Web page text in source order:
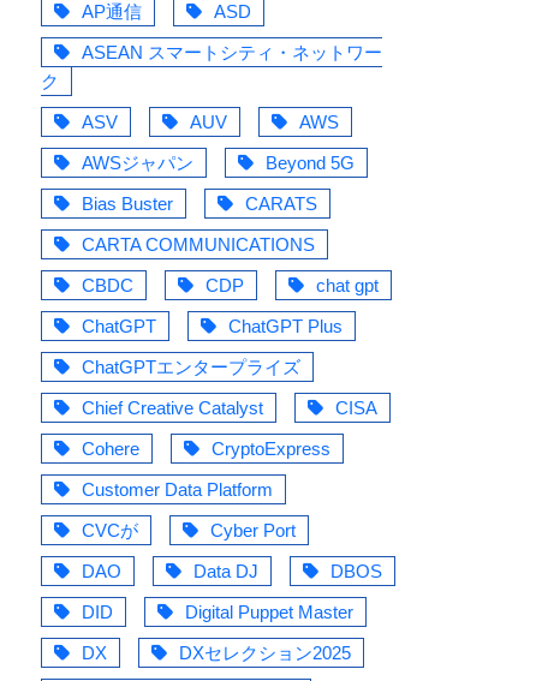
AP通信
ASD
ASEAN スマートシティ・ネットワー
ク
ASV
AUV
AWS
AWSジャパン
Beyond 5G
Bias Buster
CARATS
CARTA COMMUNICATIONS
CBDC
CDP
chat gpt
ChatGPT
ChatGPT Plus
ChatGPTエンタープライズ
Chief Creative Catalyst
CISA
Cohere
CryptoExpress
Customer Data Platform
CVCが
Cyber Port
DAO
Data DJ
DBOS
DID
Digital Puppet Master
DX
DXセレクション2025